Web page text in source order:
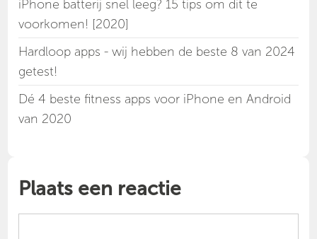
iPhone batterij snel leeg? 15 tips om dit te
voorkomen! [2020]
Hardloop apps - wij hebben de beste 8 van 2024
getest!
Dé 4 beste fitness apps voor iPhone en Android
van 2020
Plaats een reactie